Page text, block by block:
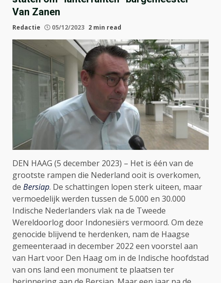
Van Zanen
Redactie 05/12/2023 2 min read
DEN HAAG (5 december 2023) – Het is één van de
grootste rampen die Nederland ooit is overkomen,
de Bersiap. De schattingen lopen sterk uiteen, maar
vermoedelijk werden tussen de 5.000 en 30.000
Indische Nederlanders vlak na de Tweede
Wereldoorlog door Indonesiërs vermoord. Om deze
genocide blijvend te herdenken, nam de Haagse
gemeenteraad in december 2022 een voorstel aan
van Hart voor Den Haag om in de Indische hoofdstad
van ons land een monument te plaatsen ter